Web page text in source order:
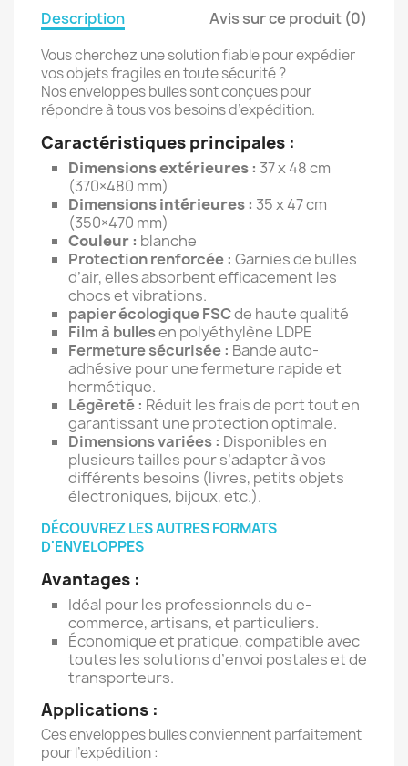
Description Avis sur ce produit (0)
Vous cherchez une solution fiable pour expédier
vos objets fragiles en toute sécurité ?
Nos enveloppes bulles sont conçues pour
répondre à tous vos besoins d’expédition.
Caractéristiques principales :
Dimensions extérieures : 37 x 48 cm
(370×480 mm)
Dimensions intérieures : 35 x 47 cm
(350×470 mm)
Couleur : blanche
Protection renforcée : Garnies de bulles
d’air, elles absorbent efficacement les
chocs et vibrations.
papier écologique FSCde haute qualité
Film à bullesen polyéthylène LDPE
Fermeture sécurisée : Bande auto-
adhésive pour une fermeture rapide et
hermétique.
Légèreté : Réduit les frais de port tout en
garantissant une protection optimale.
Dimensions variées : Disponibles en
plusieurs tailles pour s’adapter à vos
différents besoins (livres, petits objets
électroniques, bijoux, etc.).
DÉCOUVREZ LES AUTRES FORMATS
D'ENVELOPPES
Avantages :
Idéal pour les professionnels du e-
commerce, artisans, et particuliers.
Économique et pratique, compatible avec
toutes les solutions d’envoi postales et de
transporteurs.
Applications :
Ces enveloppes bulles conviennent parfaitement
pour l’expédition :